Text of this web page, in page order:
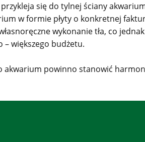
się do tylnej ściany
w formie płyty o konkretnej
wykonanie tła, co
– większego budżetu.
akwarium powinno stanowić